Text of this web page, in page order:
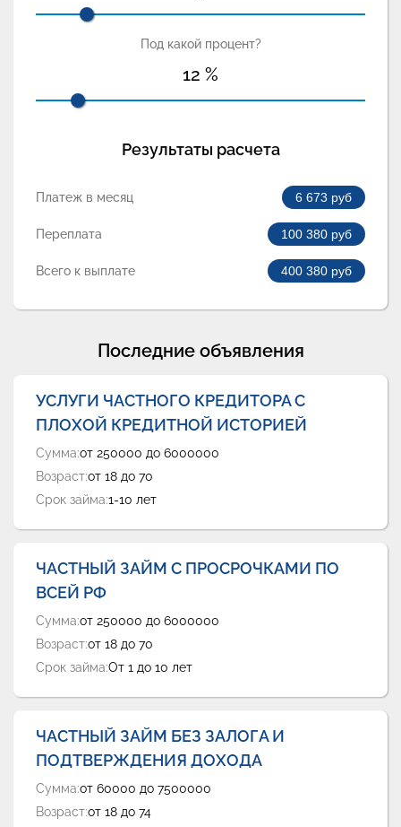
Под какой процент?
12 %
Результаты расчета
Платеж в месяц 6 673 руб
Переплата 100 380 руб
Всего к выплате 400 380 руб
Последние объявления
УСЛУГИ ЧАСТНОГО КРЕДИТОРА С
ПЛОХОЙ КРЕДИТНОЙ ИСТОРИЕЙ
Сумма:от 250000 до 6000000
Возраст:от 18 до 70
Срок займа:1-10 лет
ЧАСТНЫЙ ЗАЙМ С ПРОСРОЧКАМИ ПО
ВСЕЙ РФ
Сумма:от 250000 до 6000000
Возраст:от 18 до 70
Срок займа:От 1 до 10 лет
ЧАСТНЫЙ ЗАЙМ БЕЗ ЗАЛОГА И
ПОДТВЕРЖДЕНИЯ ДОХОДА
Сумма:от 60000 до 7500000
Возраст:от 18 до 74